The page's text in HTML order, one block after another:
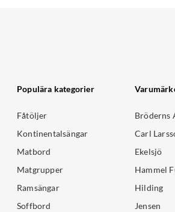
Populära kategorier
Fåtöljer
Kontinentalsängar
Matbord
Matgrupper
Ramsängar
Soffbord
Bröderns
Carl
Ekelsjö
Hammel
Hilding
Jensen